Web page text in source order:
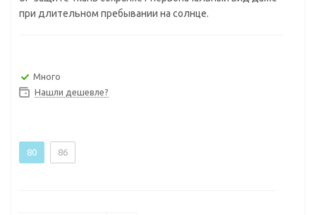
при длительном пребывании на солнце.
Много
Нашли дешевле?
80 86